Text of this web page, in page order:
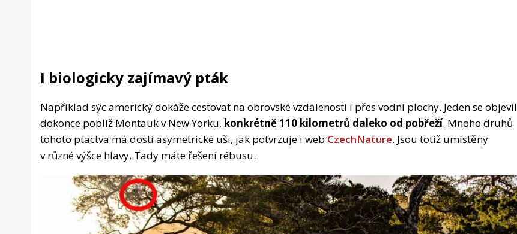
I biologicky zajímavý pták
Například sýc americký dokáže cestovat na obrovské vzdálenosti i přes vodní plochy. Jeden se objevil
dokonce poblíž Montauk v New Yorku, konkrétně 110 kilometrů daleko od pobřeží. Mnoho druhů
tohoto ptactva má dosti asymetrické uši, jak potvrzuje i web CzechNature. Jsou totiž umístěny
v různé výšce hlavy. Tady máte řešení rébusu.